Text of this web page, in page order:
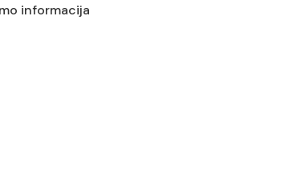
informacija